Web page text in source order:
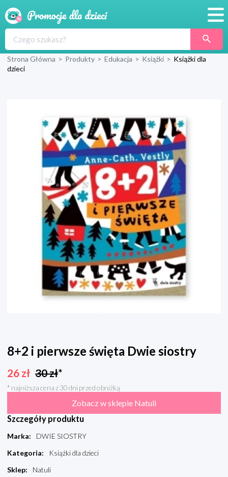
Produkty
Wyprawka
Strona Główna > Produkty > Edukacja > Książki > Książki dla
dzieci
8+2 i pierwsze święta Dwie siostry
26 zł 30zł*
* najniższa cena z 30 dni przed obniżką
Zobacz w sklepie Natuli
Szczegóły produktu
Marka:
DWIE SIOSTRY
Kategoria:
Książki dla dzieci
Sklep:
Natuli